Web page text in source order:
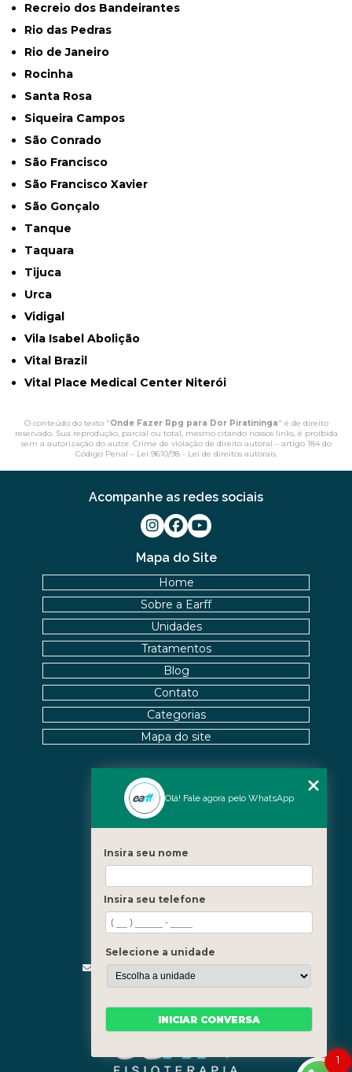
Recreio dos Bandeirantes
Rio das Pedras
Rio de Janeiro
Rocinha
Santa Rosa
Siqueira Campos
São Conrado
São Francisco
São Francisco Xavier
São Gonçalo
Tanque
Taquara
Tijuca
Urca
Vidigal
Vila Isabel Abolição
Vital Brazil
Vital Place Medical Center Niterói
O conteúdo do texto "Onde Fazer Rpg para Dor Piratininga" é de direito
reservado. Sua reprodução, parcial ou total, mesmo citando nossos links, é proibida
sem a autorização do autor. Crime de violação de direito autoral – artigo 184 do
Código Penal – Lei 9610/98 - Lei de direitos autorais.
Fale Conosco
(21) 3619-5657
(21) 99390-3850
contato@fisioterapiainvestigativa.com
Segunda a sexta, das 7h às 21h
Nossas Unidades
Barra - Rio de Janeiro
Mapa do Site
Home
Sobre a Earff
Unidades
Tratamentos
Blog
Contato
Categorias
Mapa do site
Acompanhe as redes sociais
1
Olá! Fale agora pelo WhatsApp
Insira seu nome
Insira seu telefone
Selecione a unidade
INICIAR CONVERSA